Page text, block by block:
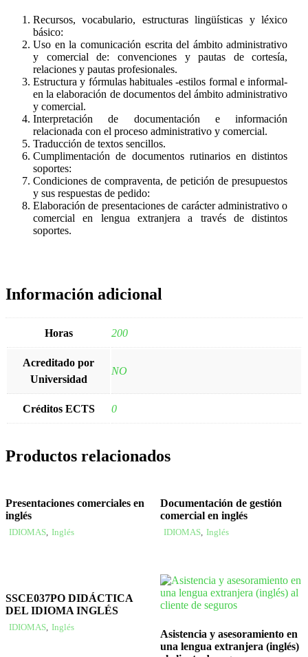
Recursos, vocabulario, estructuras lingüísticas y léxico
básico:
Uso en la comunicación escrita del ámbito administrativo
y comercial de: convenciones y pautas de cortesía,
relaciones y pautas profesionales.
Estructura y fórmulas habituales -estilos formal e informal-
en la elaboración de documentos del ámbito administrativo
y comercial.
Interpretación de documentación e información
relacionada con el proceso administrativo y comercial.
Traducción de textos sencillos.
Cumplimentación de documentos rutinarios en distintos
soportes:
Condiciones de compraventa, de petición de presupuestos
y sus respuestas de pedido:
Elaboración de presentaciones de carácter administrativo o
comercial en lengua extranjera a través de distintos
soportes.
Información adicional
Horas 200
Acreditado por
Universidad
NO
Créditos ECTS 0
Productos relacionados
Presentaciones comerciales en
inglés
IDIOMAS, Inglés
Documentación de gestión
comercial en inglés
IDIOMAS, Inglés
SSCE037PO DIDÁCTICA
DEL IDIOMA INGLÉS
IDIOMAS, Inglés
Asistencia y asesoramiento en
una lengua extranjera (inglés)